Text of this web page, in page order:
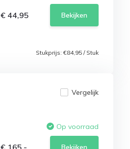
€ 44,95 Bekijken
Stukprijs:€84,95 / Stuk
Vergelijk
Op voorraad
€ 165,- Bekijken